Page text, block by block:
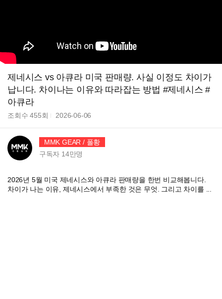
제네시스 vs 아큐라 미국 판매량. 사실 이정도 차이가
납니다. 차이나는 이유와 따라잡는 방법 #제네시스 #
아큐라
조회수455회 2026-06-06
MMK GEAR / 폴황
구독자 14만명
2026년 5월 미국 제네시스와 아큐라 판매량을 한번 비교해봅니다.
차이가 나는 이유, 제네시스에서 부족한 것은 무엇. 그리고 차이를 ...